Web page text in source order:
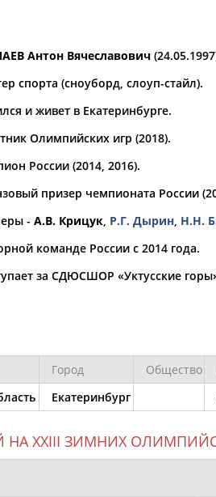
*
проживания
рождения
чч
Юлия
АБАЛАКИНА
АБАРЕНОВ
Антон Вячеславович
спорта (сноуборд, слоуп-стайл).
и живет в Екатеринбурге.
Олимпийских игр (2018).
России (2014, 2016).
призер чемпионата России
- А.В. Крицук Р.Г. Дырин Н.Н.
команде России с 2014 года.
за СДЮСШОР «Уктусские
Город Общество
Екатеринбург
НА XXIII ЗИМНИХ